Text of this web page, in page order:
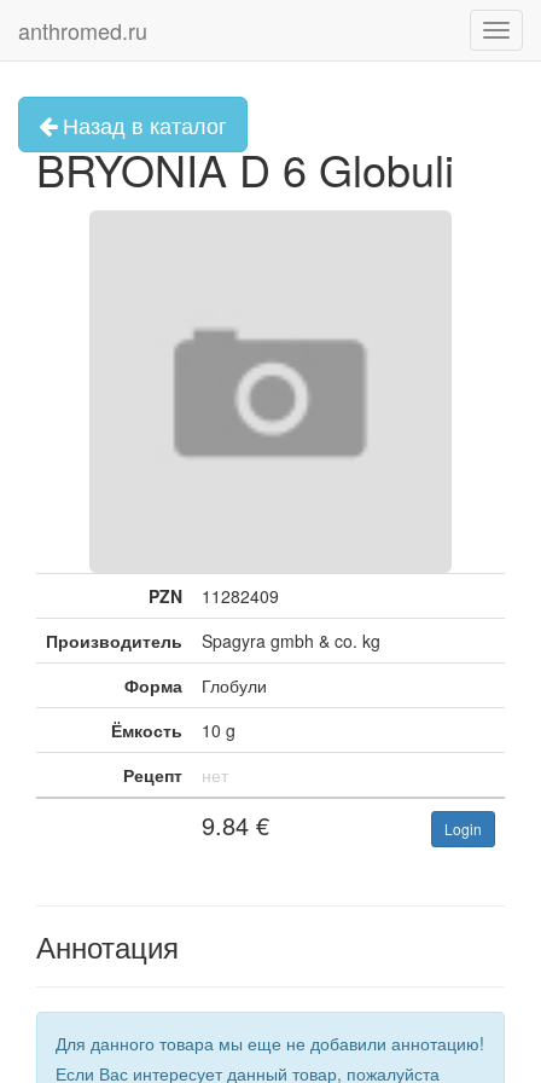
anthromed.ru
Назад в каталог
BRYONIA D 6 Globuli
PZN
11282409
Производитель
Spagyra gmbh & co. kg
Форма
Глобули
Ёмкость
10 g
Рецепт
нет
9.84 € Login
Аннотация
Для данного товара мы еще не добавили аннотацию!
Если Вас интересует данный товар, пожалуйста